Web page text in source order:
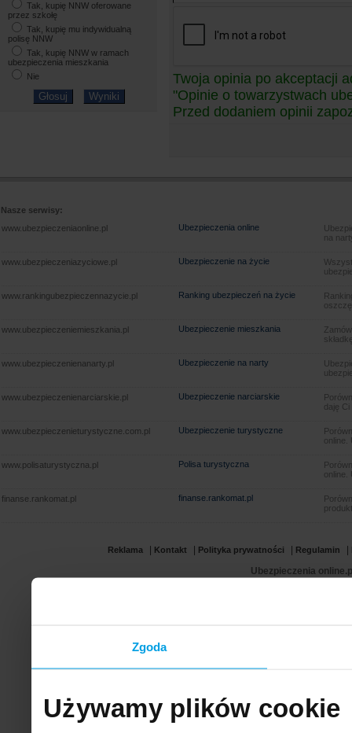
Zgoda
Używamy plików cookie
Tak, kupię NNW oferowane
przez szkołę
Tak, kupię mu indywidualną
polisę NNW
Tak, kupię NNW w ramach
ubezpieczenia mieszkania
Nie
Twoja opinia po akceptacji
"Opinie o towarzystwach
Przed dodaniem opinii
Nasze serwisy:
www.ubezpieczeniaonline.pl
Ubezpieczenia online
na
www.ubezpieczeniazyciowe.pl Ubezpieczenie na życie
www.rankingubezpieczennazycie.pl Ranking ubezpieczeń na życie
www.ubezpieczeniemieszkania.pl Ubezpieczenie mieszkania
www.ubezpieczenienanarty.pl Ubezpieczenie na narty
www.ubezpieczenienarciarskie.pl Ubezpieczenie narciarskie
daję
www.ubezpieczenieturystyczne.com.pl Ubezpieczenie turystyczne
www.polisaturystyczna.pl Polisa turystyczna
finanse.rankomat.pl finanse.rankomat.pl
Reklama Kontakt Polityka prywatności Regulamin
Ubezpieczenia